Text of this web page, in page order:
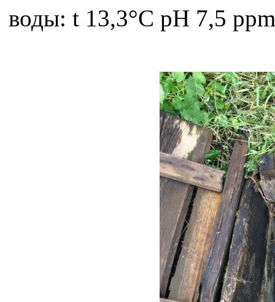
воды: t 13,3°C pH 7,5